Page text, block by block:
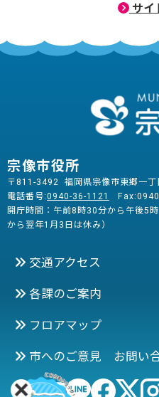
サイ
宗像市役所
〒811-3492 福岡県宗像市東郷一
電話番号:0940-36-1121
開庁時間：午前8時30分から午後5
から翌年1月3日は休み）
交通アクセス
各課のご案内
フロアマップ
市へのご意見 お問い